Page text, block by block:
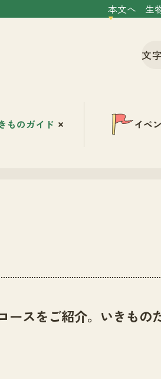
本文へ 生
文
ものガイド イベ
スをご紹介。いきもの